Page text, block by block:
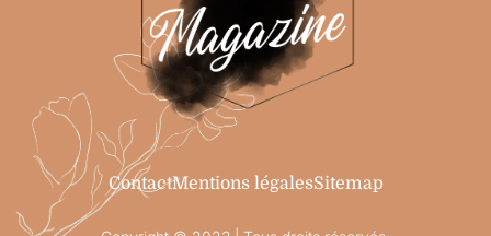
ContactMentions légalesSitemap